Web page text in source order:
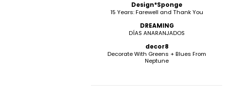
Design*Sponge
15 Years: Farewell and Thank You
DREAMING
DÍAS ANARANJADOS
decor8
Decorate With Greens + Blues From
Neptune